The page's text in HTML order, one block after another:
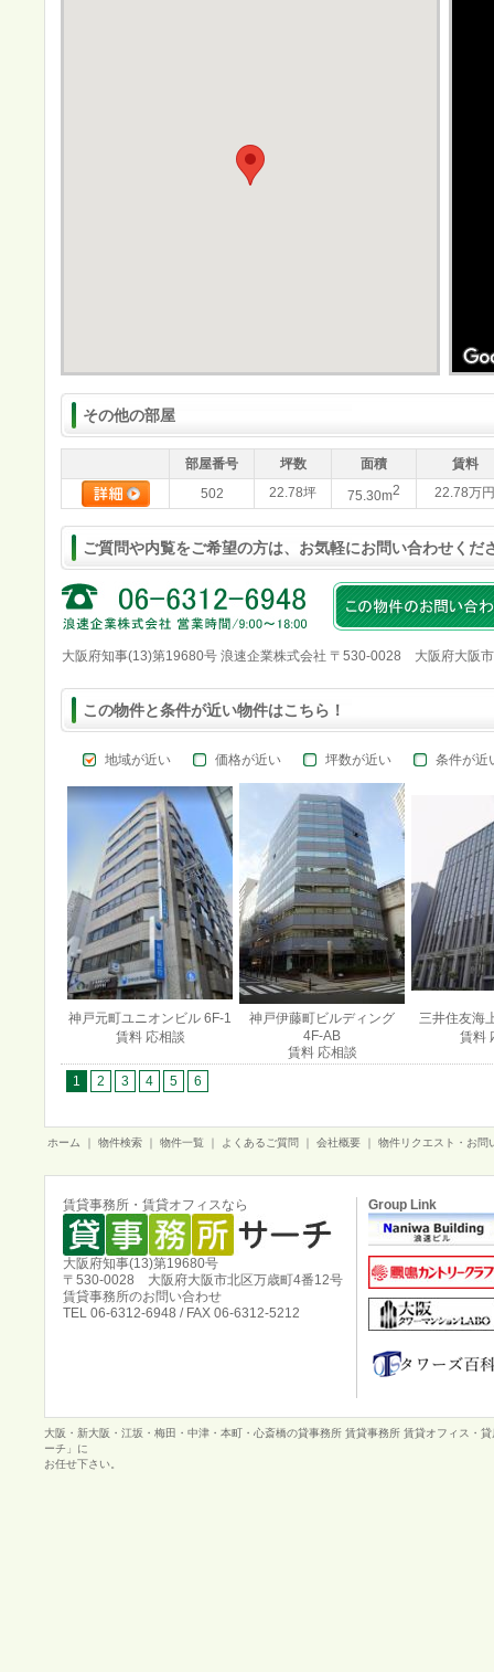
その他の部屋
部屋番号 坪数 面積
賃料
502
22.78坪 75.30m2 22.78万円
ご質問や内覧をご希望の方は、お気軽にお問い合わせくだ
大阪府知事(13)第19680号 浪速企業株式会社 〒530-0028 大阪府大阪
この物件と条件が近い物件はこちら！
地域が近い 価格が近い 坪数が近い 条件が近
神戸元町ユニオンビル 6F-1
賃料 応相談
神戸伊藤町ビルディング
4F-AB
賃料 応相談
三井住友海
賃料
1 2 3 4 5 6
ホーム 物件検索 物件一覧 よくあるご質問 会社概要 物件リクエスト・お問
賃貸事務所・賃貸オフィスなら
大阪府知事(13)第19680号
〒530-0028 大阪府大阪市北区万歳町4番12号
賃貸事務所のお問い合わせ
TEL 06-6312-6948 / FAX 06-6312-5212
Group Link
大阪・新大阪・江坂・梅田・中津・本町・心斎橋の貸事務所 賃貸事務所 賃貸オフィス・
ーチ」に
お任せ下さい。